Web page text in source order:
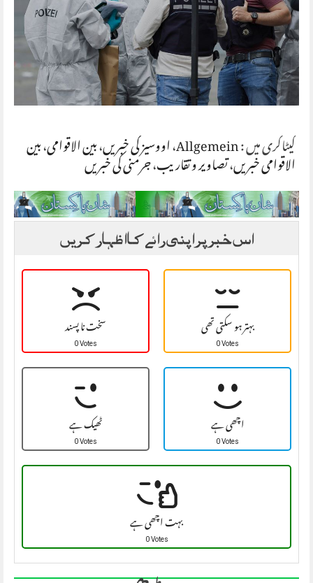
کیٹاگری میں :Allgemein،اووسیز کی خبریں،بین الاقوامی،بین الاقوامی خبریں،تصاویر و تقاریب،جرمنی کی خبریں
اس خبر پر اپنی رائے کا اظہار کریں
سخت نا پسند
0 Votes بہتر ہو سکتی تھی
0 Votes
ٹھیک ہے
0 Votes اچھی ہے
0 Votes
بہت اچھی ہے
0 Votes